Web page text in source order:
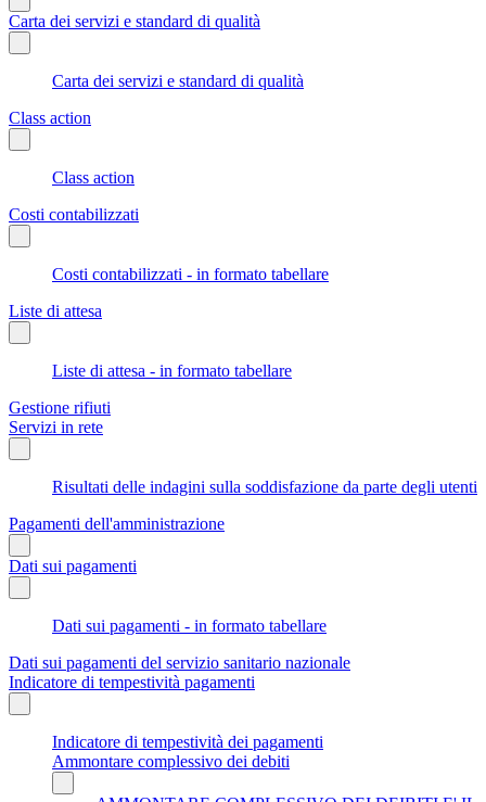
Carta dei servizi e standard di qualità
Carta dei servizi e standard di qualità
Class action
Class action
Costi contabilizzati
Costi contabilizzati - in formato tabellare
Liste di attesa
Liste di attesa - in formato tabellare
Gestione rifiuti
Servizi in rete
Risultati delle indagini sulla soddisfazione da parte degli utenti
Pagamenti dell'amministrazione
Dati sui pagamenti
Dati sui pagamenti - in formato tabellare
Dati sui pagamenti del servizio sanitario nazionale
Indicatore di tempestività pagamenti
Indicatore di tempestività dei pagamenti
Ammontare complessivo dei debiti